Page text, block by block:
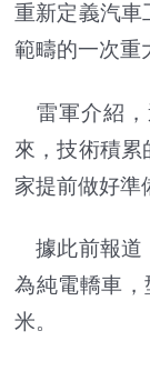
重新定義汽車
範疇的一次重
雷軍介紹，
來，技術積累
家提前做好準
據此前報道
為純電轎車
米。